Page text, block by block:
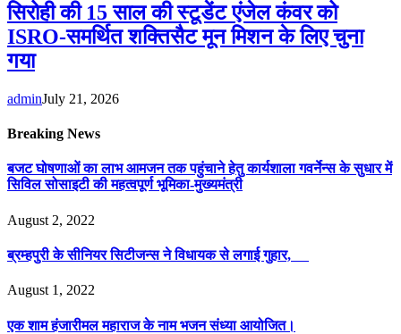
सिरोही की 15 साल की स्टूडेंट एंजेल कंवर को
ISRO-समर्थित शक्तिसैट मून मिशन के लिए चुना
गया
adminJuly 21, 2026
Breaking News
बजट घोषणाओं का लाभ आमजन तक पहुंचाने हेतु कार्यशाला गवर्नेन्स के सुधार में
सिविल सोसाइटी की महत्वपूर्ण भूमिका-मुख्यमंत्री
August 2, 2022
ब्रम्हपुरी के सीनियर सिटीजन्स ने विधायक से लगाई गुहार,
August 1, 2022
एक शाम हंजारीमल महाराज के नाम भजन संध्या आयोजित।